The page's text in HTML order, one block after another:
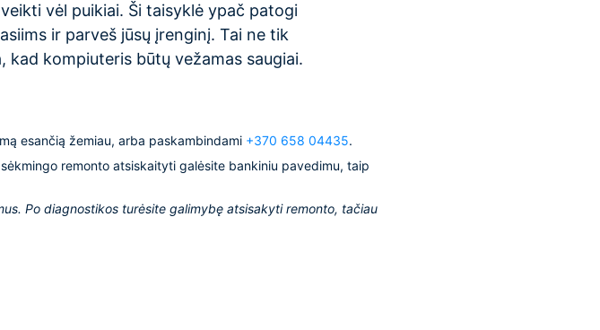
vėl puikiai. Ši taisyklė ypač patogi
ir parveš jūsų įrenginį. Tai ne tik
kompiuteris būtų vežamas saugiai.
esančią žemiau, arba paskambindami +370 658 04435.
remonto atsiskaityti galėsite bankiniu pavedimu, taip
Po diagnostikos turėsite galimybę atsisakyti remonto, tačiau